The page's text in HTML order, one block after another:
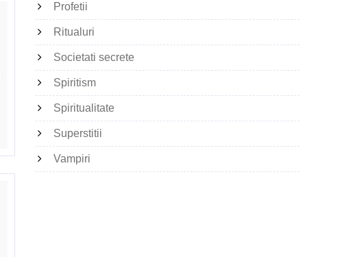
Profetii
Ritualuri
Societati secrete
Spiritism
Spiritualitate
Superstitii
Vampiri